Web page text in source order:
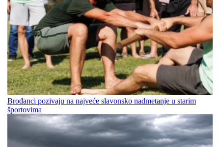
Brođanci pozivaju na najveće slavonsko nadmetanje u starim
športovima